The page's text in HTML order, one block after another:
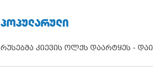
ᲞᲝᲞᲣᲚᲐᲠᲣᲚᲘ
რუსებმა კიევის ოლქს დაარტყეს -